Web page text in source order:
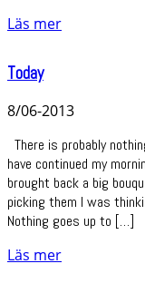
Läs mer
Today
8/06-2013
There is probably
have continued my
brought back a big
picking them I was
Nothing goes up to […]
Läs mer